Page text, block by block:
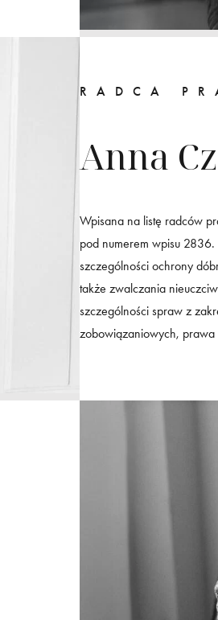
RADCA
Anna
Wpisana na listę radców
pod numerem wpisu
szczególności ochrony
także zwalczania
szczególności spraw z
zobowiązaniowych,